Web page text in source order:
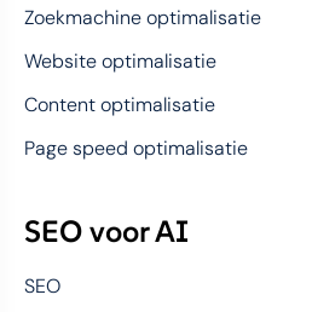
Zoekmachine optimalisatie
Website optimalisatie
Content optimalisatie
Page speed optimalisatie
SEO voor AI
SEO